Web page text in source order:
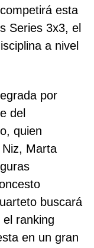
esta
Series 3x3, el
a nivel
por
del
quien
Marta
buscará
ranking
en un gran